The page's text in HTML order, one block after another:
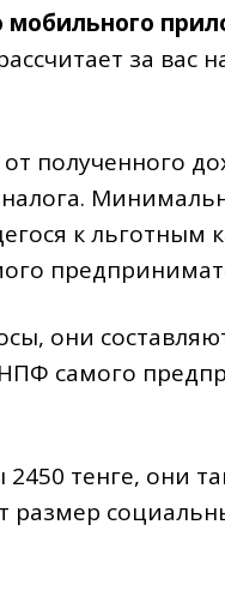
мобильного
за
от полученного
к льготным
они
самого
тенге, они
размер